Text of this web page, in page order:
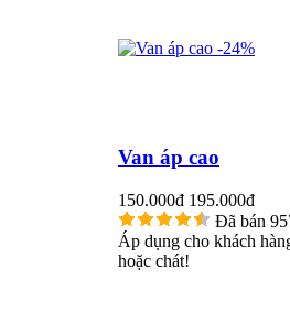
-24%
Van áp cao
150.000đ 195.000đ
Đã bán
Áp dụng cho khách
hoặc chát!